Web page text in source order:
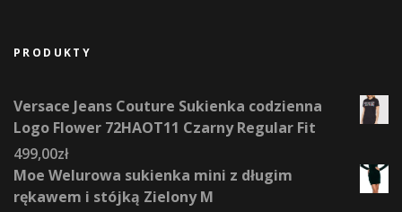
PRODUKTY
Versace Jeans Couture Sukienka codzienna
Logo Flower 72HAOT11 Czarny Regular Fit
499,00zł
Moe Welurowa sukienka mini z długim
rękawem i stójką Zielony M